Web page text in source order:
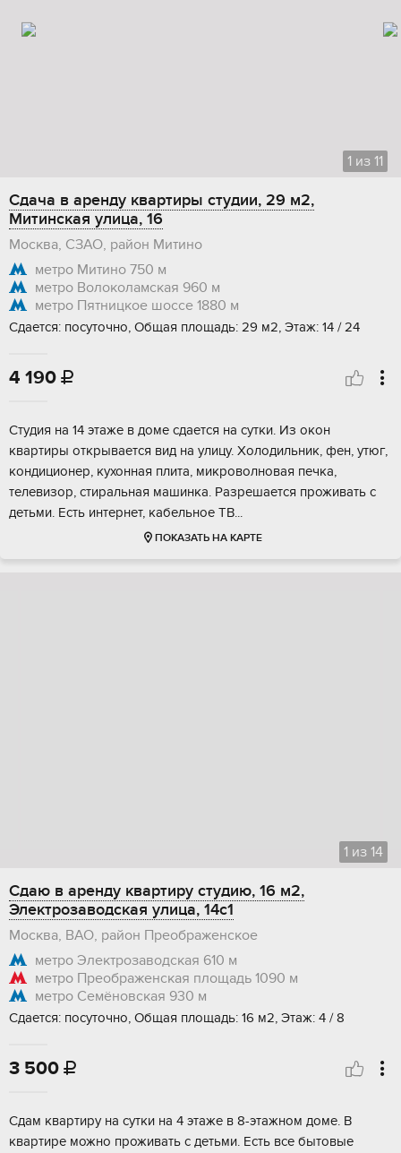
1 из 11
Сдача в аренду квартиры студии, 29 м2,
Митинская улица, 16
Москва, СЗАО, район Митино
метро Митино 750 м
метро Волоколамская 960 м
метро Пятницкое шоссе 1880 м
Сдается: посуточно, Общая площадь: 29 м2, Этаж: 14 / 24
4 190 
Студия на 14 этаже в доме сдается на сутки. Из окон
квартиры открывается вид на улицу. Холодильник, фен, утюг,
кондиционер, кухонная плита, микроволновая печка,
телевизор, стиральная машинка. Разрешается проживать с
детьми. Есть интернет, кабельное ТВ...
ПОКАЗАТЬ НА КАРТЕ
1 из 14
Сдаю в аренду квартиру студию, 16 м2,
Электрозаводская улица, 14с1
Москва, ВАО, район Преображенское
метро Электрозаводская 610 м
метро Преображенская площадь 1090 м
метро Семёновская 930 м
Сдается: посуточно, Общая площадь: 16 м2, Этаж: 4 / 8
3 500 
Сдам квартиру на сутки на 4 этаже в 8-этажном доме. В
квартире можно проживать с детьми. Есть все бытовые